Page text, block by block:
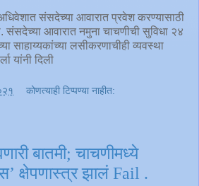
संसदेच्या आवारात प्रवेश करण्यासाठी
संसदेच्या आवारात नमुना चाचणीची सुविधा २४
साहाय्यकांच्या लसीकरणाचीही व्यवस्था
यांनी दिली
कोणत्याही टिप्पण्‍या नाहीत:
बातमी; चाचणीमध्ये
क्षेपणास्त्र झालं Fail .